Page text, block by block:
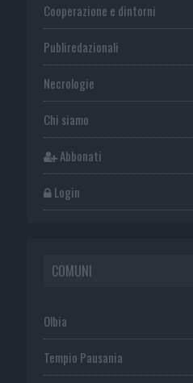
Cooperazione e dintorni
Publiredazionali
Necrologie
Chi siamo
Abbonati
Login
COMUNI
Olbia
Tempio Pausania